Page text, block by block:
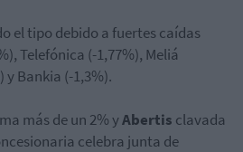
el tipo debido a fuertes caídas
Telefónica (-1,77%), Meliá
y Bankia (-1,3%).
más de un 2% yAbertis clavada
celebra junta de